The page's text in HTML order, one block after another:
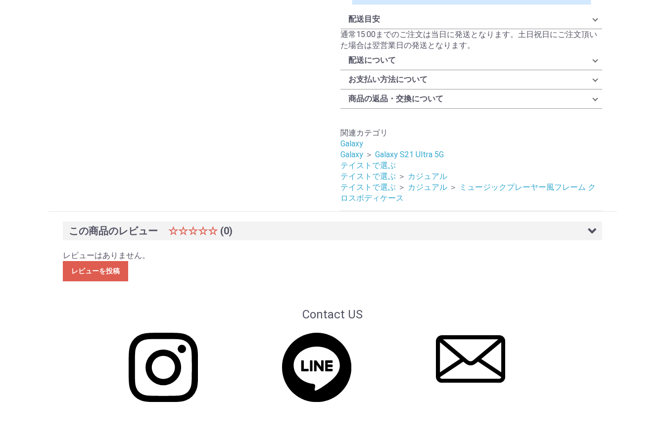
配送目安
通常15:00までのご注文は当日に発送となります。土日祝日にご注文頂い
た場合は翌営業日の発送となります。
配送について
お支払い方法について
商品の返品・交換について
関連カテゴリ
Galaxy
Galaxy ＞ Galaxy S21 Ultra 5G
テイストで選ぶ
テイストで選ぶ ＞ カジュアル
テイストで選ぶ ＞ カジュアル ＞
ミュージックプレーヤー風フレーム ク
ロスボディケース
この商品のレビュー ☆☆☆☆☆ (0)
レビューはありません。
レビューを投稿
Contact US